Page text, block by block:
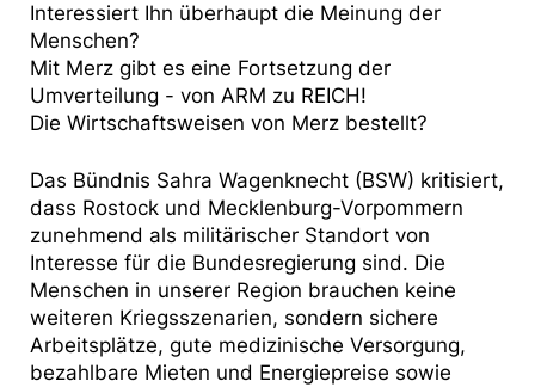
Interessiert Ihn überhaupt die Meinung der
Menschen?
Mit Merz gibt es eine Fortsetzung der
Umverteilung - von ARM zu REICH!
Die Wirtschaftsweisen von Merz bestellt?
Das Bündnis Sahra Wagenknecht (BSW) kritisiert,
dass Rostock und Mecklenburg-Vorpommern
zunehmend als militärischer Standort von
Interesse für die Bundesregierung sind. Die
Menschen in unserer Region brauchen keine
weiteren Kriegsszenarien, sondern sichere
Arbeitsplätze, gute medizinische Versorgung,
bezahlbare Mieten und Energiepreise sowie